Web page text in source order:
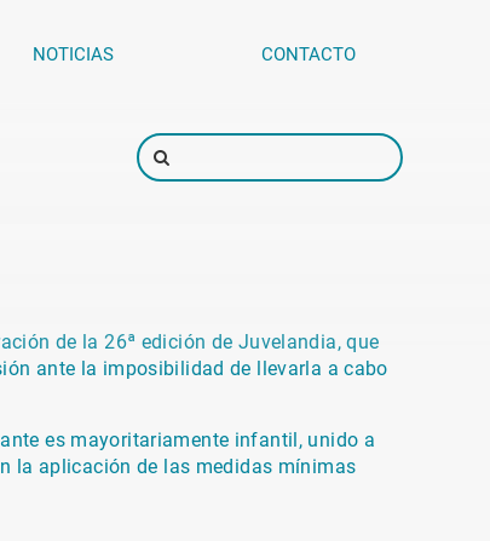
NOTICIAS CONTACTO
de la 26ª edición de Juvelandia, que
ante la imposibilidad de llevarla a cabo
es mayoritariamente infantil, unido a
la aplicación de las medidas mínimas